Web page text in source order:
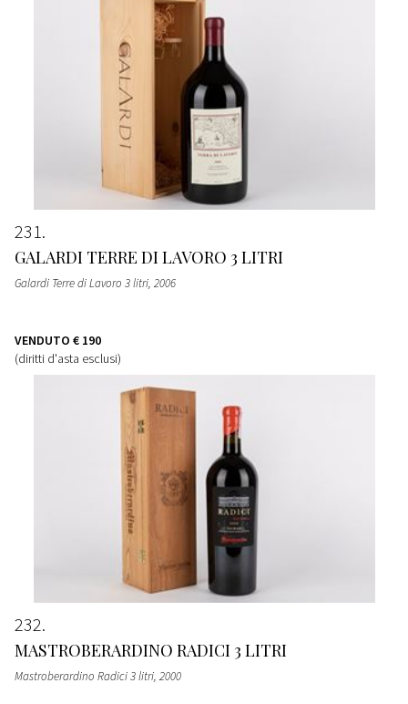
231
GALARDI TERRE DI LAVORO 3 LITRI
Galardi Terre di Lavoro 3 litri, 2006
VENDUTO € 190
(diritti d'asta esclusi)
232
MASTROBERARDINO RADICI 3 LITRI
Mastroberardino Radici 3 litri, 2000